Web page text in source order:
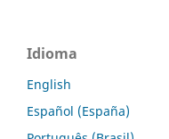
Idioma
English
Español (España)